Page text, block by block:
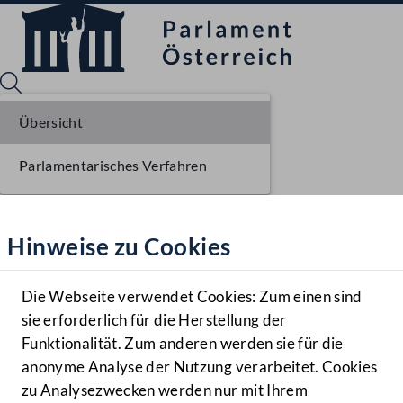
Hilfe
Benutzer
Navigationsmenü öffnen
MENÜ
Hinweise zu Cookies
Die Webseite verwendet Cookies: Zum einen sind
sie erforderlich für die Herstellung der
Funktionalität. Zum anderen werden sie für die
anonyme Analyse der Nutzung verarbeitet. Cookies
zu Analysezwecken werden nur mit Ihrem
Übersicht
Parlamentarisches Verfahren